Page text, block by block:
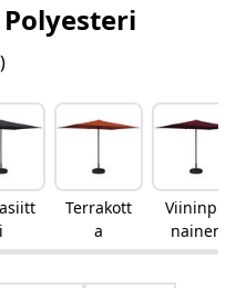
i
Terrakott
a
Viininpu
nainen